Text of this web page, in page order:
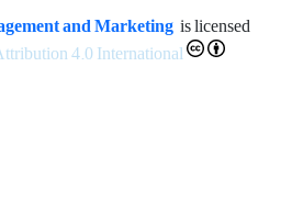
and Marketing is licensed
4.0 International